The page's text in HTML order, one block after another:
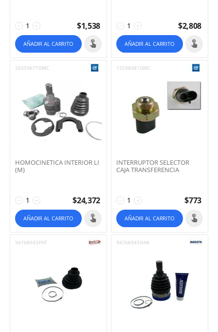
+
− $1,538
AÑADIR AL CARRITO
+
− $2,808
AÑADIR AL CARRITO
26059677GMC
HOMOCINETICA INTERIOR LI
(M)
+
− $24,372
AÑADIR AL CARRITO
15598481GMC
INTERRUPTOR SELECTOR
CAJA TRANSFERENCIA
+
− $773
AÑADIR AL CARRITO
94768943PAT 94768945NAK